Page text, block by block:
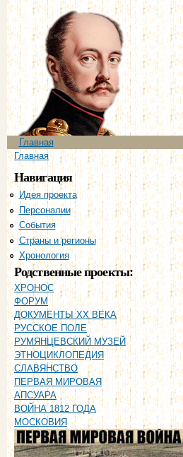
Главное меню
Главная
Вы здесь
Главная
Навигация
Идея проекта
Персоналии
События
Страны и регионы
Хронология
Родственные проекты:
ХРОНОС
ФОРУМ
ДОКУМЕНТЫ XX ВЕКА
РУССКОЕ ПОЛЕ
РУМЯНЦЕВСКИЙ МУЗЕЙ
ЭТНОЦИКЛОПЕДИЯ
СЛАВЯНСТВО
ПЕРВАЯ МИРОВАЯ
АПСУАРА
ВОЙНА 1812 ГОДА
МОСКОВИЯ